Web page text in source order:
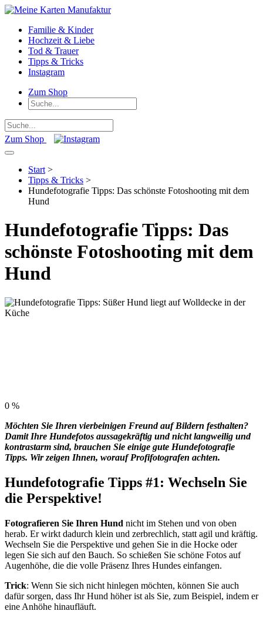
Familie & Kinder
Hochzeit & Liebe
Tod & Trauer
Tipps & Tricks
Instagram
Zum Shop
Zum Shop
Start >
Tipps & Tricks >
Hundefotografie Tipps: Das schönste Fotoshooting mit dem
Hund
Hundefotografie Tipps: Das
schönste Fotoshooting mit dem
Hund
0 %
Möchten Sie Ihren vierbeinigen Freund auf Bildern festhalten?
Damit Ihre Hundefotos aussagekräftig und nicht langweilig und
kontrastarm sind, brauchen Sie einige gute Hundefotografie
Tipps. Wir zeigen Ihnen, worauf Profifotografen achten.
Hundefotografie Tipps #1: Wechseln Sie
die Perspektive!
Fotografieren Sie Ihren Hund nicht im Stehen und von oben
herab. Er wirkt dadurch klein und zerbrechlich, statt agil und kräftig.
Wechseln Sie die Perspektive und gehen Sie in die Hocke oder
legen Sie sich auf den Bauch. So schießen Sie schöne Fotos auf
Augenhöhe, die die volle Präsenz Ihres Hundes einfangen.
Trick: Wenn Sie sich nicht hinlegen möchten, können Sie auch
dafür sorgen, dass Ihr Hund höher ist als Sie, zum Beispiel, indem er
eine Anhöhe hinaufläuft.